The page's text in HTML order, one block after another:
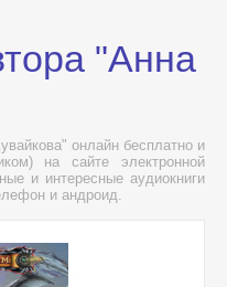
"Анна
онлайн бесплатно и
на сайте электронной
и интересные аудиокниги
и андроид.